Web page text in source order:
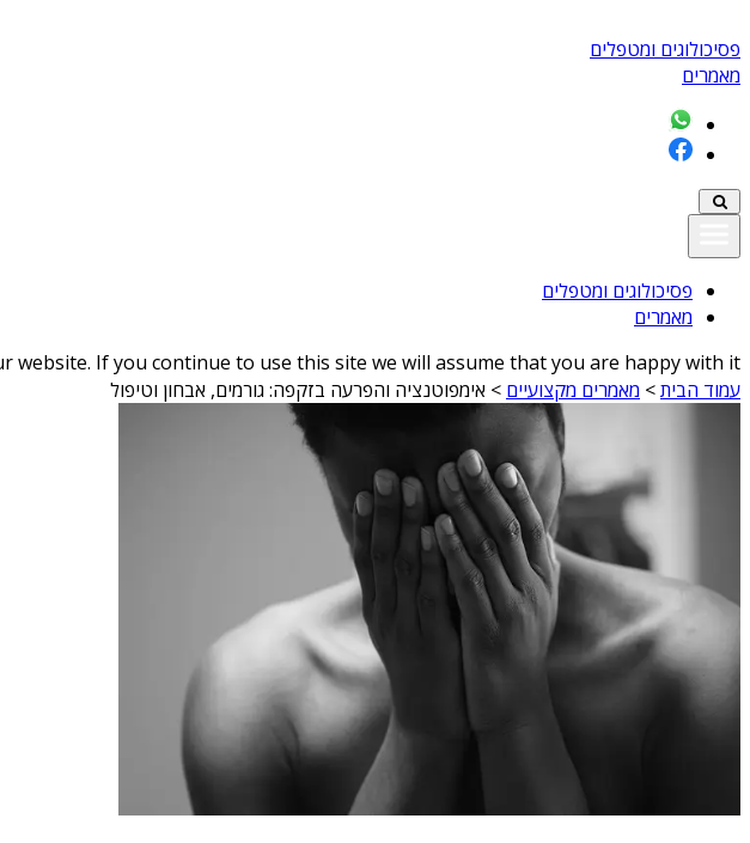
פסיכולוגים ומטפלים
מאמרים
פסיכולוגים ומטפלים
מאמרים
If you continue to use this site we will assume that you are happy with it
עמוד הבית> מאמרים מקצועיים > אימפוטנציה והפרעה בזקפה: גורמים, אבחון וטיפול